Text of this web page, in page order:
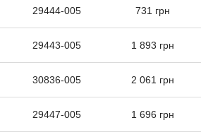
29444-005 731 грн
29443-005 1 893 грн
30836-005 2 061 грн
29447-005 1 696 грн